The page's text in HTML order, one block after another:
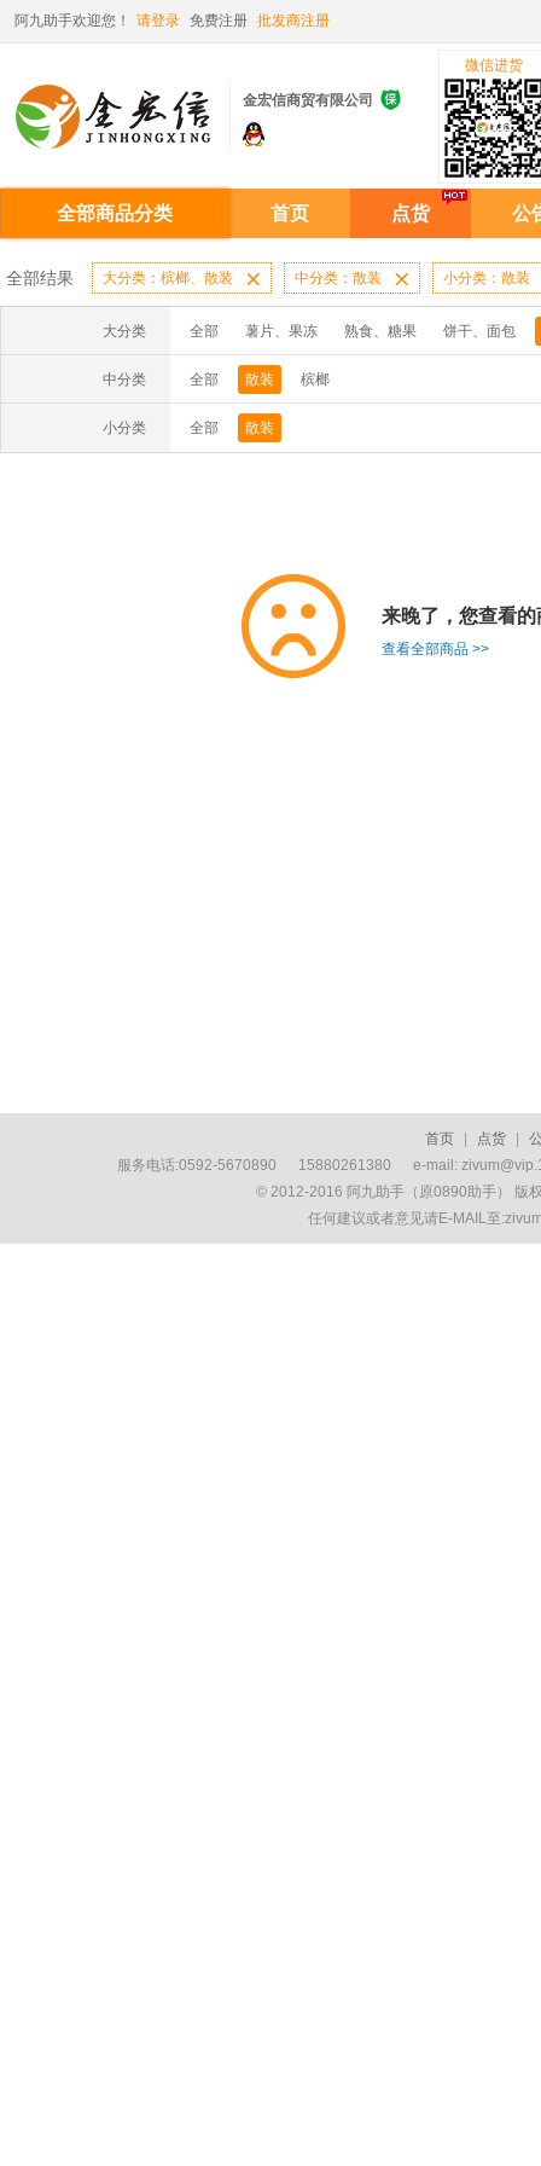
阿九助手欢迎您！ 请登录 免费注册 批发商注册
金宏信商贸有限公司 
微信进货
全部商品分类 首页 点货 公
全部结果 大分类：槟榔、散装  中分类：散装  小分类：散装
大分类 全部 薯片、果冻 熟食、糖果 饼干、面包
中分类 全部 散装 槟榔
小分类 全部 散装
来晚了，您查看
查看全部商品 >>
首页 点货
服务电话:0592-5670890 15880261380 e-mail:
© 2012-2016 阿九助手（原0890助手） 版
任何建议或者意见请E-MAIL至